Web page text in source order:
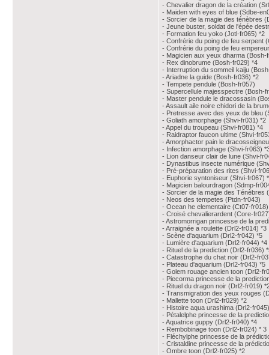
- Chevalier dragon de la création
- Maiden with eyes of blue (Sdbe-
- Sorcier de la magie des ténèbres
- Jeune buster, soldat de l'épée
- Formation feu yoko (Jotl-fr065) *2
- Confrérie du poing de feu serpent
- Confrérie du poing de feu
- Magicien aux yeux dharma (Bosh-
- Rex dinobrume (Bosh-fr029) *4
- Interruption du sommeil kaiju
- Ariadne la guide (Bosh-fr036) *2
- Tempete pendule (Bosh-fr057)
- Supercellule majesspectre (Bosh-
- Master pendule le dracossasin
- Assault aile noire chidori de la
- Pretresse avec des yeux de bleu
- Goliath amorphage (Shvi-fr031) *2
- Appel du troupeau (Shvi-fr081) *4
- Raidraptor faucon ultime (Shvi-
- Amorphactor pain le
- Infection amorphage (Shvi-fr063)
- Lion danseur clair de lune (Shvi-
- Dynastibus insecte numérique
- Pré-préparation des rites (Shvi-
- Euphorie syntoniseur (Shvi-fr067)
- Magicien balourdragon (Sdmp-
- Sorcier de la magie des Ténèbres
- Neos des tempetes (Ptdn-fr043)
- Ocean he elementaire (Ct07-fr018)
- Croisé chevalierardent (Core-
- Astromorrigan princesse de la
- Arraignée a roulette (Drl2-fr014) *3
- Scène d'aquarium (Drl2-fr042) *5
- Lumière d'aquarium (Drl2-fr044) *4
- Rituel de la prediction (Drl2-fr036)
- Catastrophe du chat noir (Drl2-
- Plateau d'aquarium (Drl2-fr043) *5
- Golem rouage ancien toon (Drl2-
- Piecorma princesse de la
- Rituel du dragon noir (Drl2-fr019)
- Transmigration des yeux rouges
- Mallette toon (Drl2-fr029) *2
- Histoire aqua urashima (Drl2-
- Pétalelphe princesse de la
- Aquatrice guppy (Drl2-fr040) *4
- Rembobinage toon (Drl2-fr024) * 3
- Fléchylphe princesse de la
- Cristaldine princesse de la
- Ombre toon (Drl2-fr025) *2